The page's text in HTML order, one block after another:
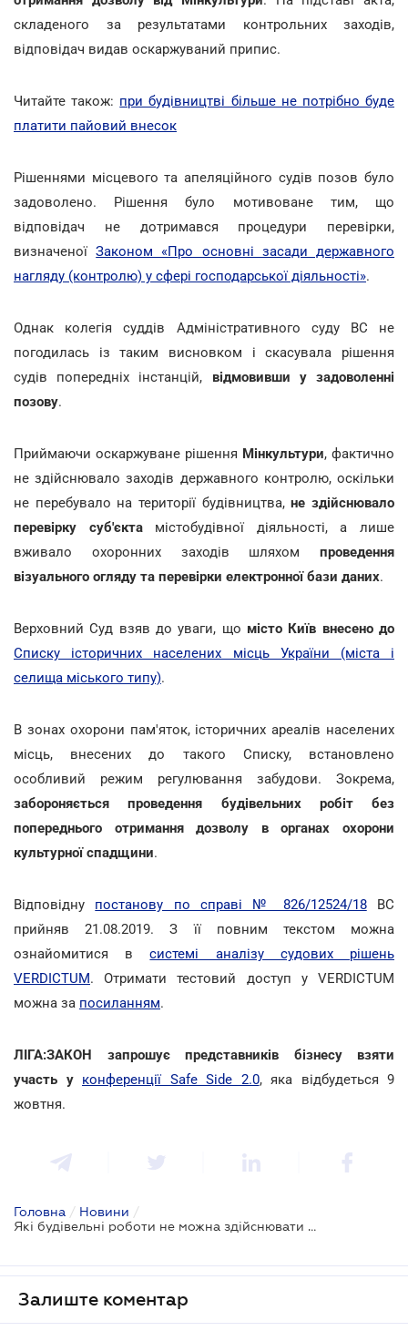
складеного за результатами контрольних заходів,
відповідач видав оскаржуваний припис.
Читайте також: при будівництві більше не потрібно буде
платити пайовий внесок
Рішеннями місцевого та апеляційного судів позов було
задоволено. Рішення було мотивоване тим, що
відповідач не дотримався процедури перевірки,
визначеноїЗаконом «Про основні засади державного
нагляду (контролю) у сфері господарської діяльності».
Однак колегія суддів Адміністративного суду ВС не
погодилась із таким висновком і скасувала рішення
судів попередніх інстанцій, відмовивши у задоволенні
позову.
Приймаючи оскаржуване рішення Мінкультури, фактично
не здійснювало заходів державного контролю, оскільки
не перебувало на території будівництва,не здійснювало
перевірку суб'єкта містобудівної діяльності, а лише
вживало охоронних заходів шляхом проведення
візуального огляду та перевірки електронної бази даних.
Верховний Суд взяв до уваги, що місто Київ внесено до
Списку історичних населених місць України (міста і
селища міського типу).
В зонах охорони пам'яток, історичних ареалів населених
місць, внесених до такого Списку, встановлено
особливий режим регулювання забудови. Зокрема,
забороняється проведення будівельних робіт без
попереднього отримання дозволу в органах охорони
культурної спадщини.
Відповідну постанову по справі № 826/12524/18ВС
прийняв 21.08.2019. З її повним текстом можна
ознайомитися всистемі аналізу судових рішень
VERDICTUM. Отримати тестовий доступ у VERDICTUM
можна за посиланням.
ЛІГА:ЗАКОН запрошує представників бізнесу взяти
участь у конференції Safe Side 2.0, яка відбудеться 9
жовтня.
Головна / Новини /
Які будівельні роботи не можна здійснювати без дозволу органів охорони культурної спадщини: роз’яснення ВС
Залиште коментар